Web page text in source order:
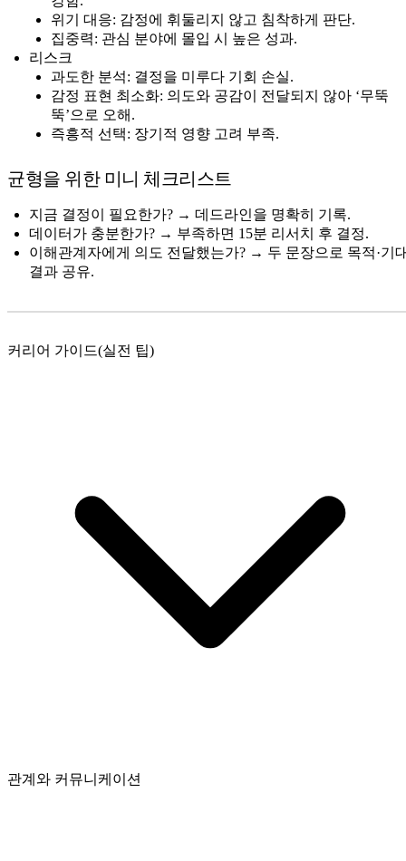
위기 대응: 감정에 휘둘리지 않고 침착하게 판단.
집중력: 관심 분야에 몰입 시 높은 성과.
리스크
과도한 분석: 결정을 미루다 기회 손실.
감정 표현 최소화: 의도와 공감이 전달되지 않아 ‘무뚝
뚝’으로 오해.
즉흥적 선택: 장기적 영향 고려 부족.
균형을 위한 미니 체크리스트
지금 결정이 필요한가? → 데드라인을 명확히 기록.
데이터가 충분한가? → 부족하면 15분 리서치 후 결정.
이해관계자에게 의도 전달했는가? → 두 문장으로 목적·기
결과 공유.
커리어 가이드(실전 팁)
관계와 커뮤니케이션